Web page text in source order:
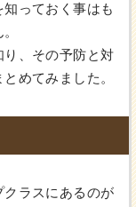
っておく事はも
、その予防と対
めてみました。
ラスにあるのが